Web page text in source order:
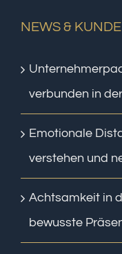
NEWS &
verbunden in
Emotionale
verstehen und
Achtsamkeit in
bewusste